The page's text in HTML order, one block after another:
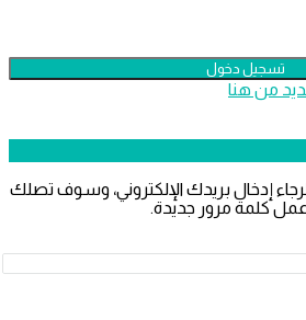
من هنا
إدخال بريدك الإلكتروني، وسوف تصلك
كلمة مرور جديدة.